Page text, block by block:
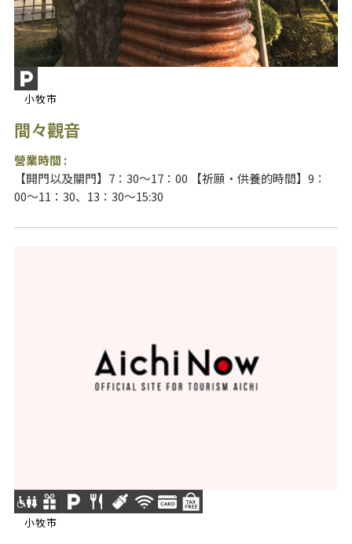
小牧市
間々觀音
營業時間 :
【開門以及關門】7：30～17：00 【祈願・供養的時間】9：
00～11：30、13：30～15:30
小牧市